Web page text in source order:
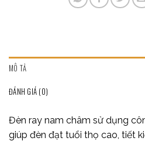
MÔ TẢ
ĐÁNH GIÁ (0)
Đèn ray nam châm sử dụng
giúp đèn đạt tuổi thọ cao, tiết